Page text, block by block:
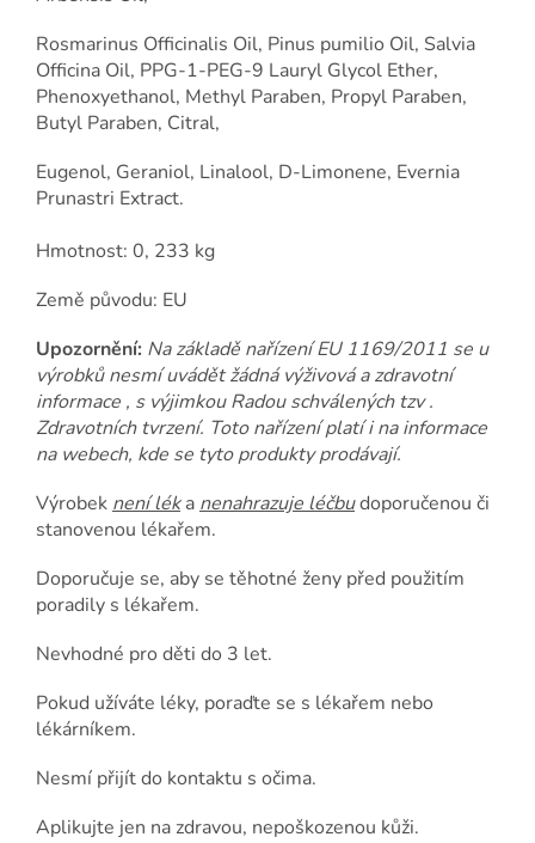
Rosmarinus Officinalis Oil, Pinus pumilio Oil, Salvia
Officina Oil, PPG-1-PEG-9 Lauryl Glycol Ether,
Phenoxyethanol, Methyl Paraben, Propyl Paraben,
Butyl Paraben, Citral,
Eugenol, Geraniol, Linalool, D-Limonene, Evernia
Prunastri Extract.
Hmotnost: 0, 233 kg
Země původu: EU
Upozornění: Na základě nařízení EU 1169/2011 se u
výrobků nesmí uvádět žádná výživová a zdravotní
informace , s výjimkou Radou schválených tzv .
Zdravotních tvrzení. Toto nařízení platí i na informace
na webech, kde se tyto produkty prodávají.
Výrobek není léka nenahrazuje léčbudoporučenou či
stanovenou lékařem.
Doporučuje se, aby se těhotné ženy před použitím
poradily s lékařem.
Nevhodné pro děti do 3 let.
Pokud užíváte léky, poraďte se s lékařem nebo
lékárníkem.
Nesmí přijít do kontaktu s očima.
Aplikujte jen na zdravou, nepoškozenou kůži.